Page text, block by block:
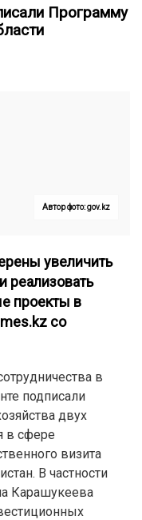
Программу
Автор фото: gov.kz
увеличить
реализовать
проекты в
со
в
подписали
двух
в сфере
визита
В частности
Карашукеева